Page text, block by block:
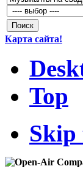
Карта сайта!
Top
Skip